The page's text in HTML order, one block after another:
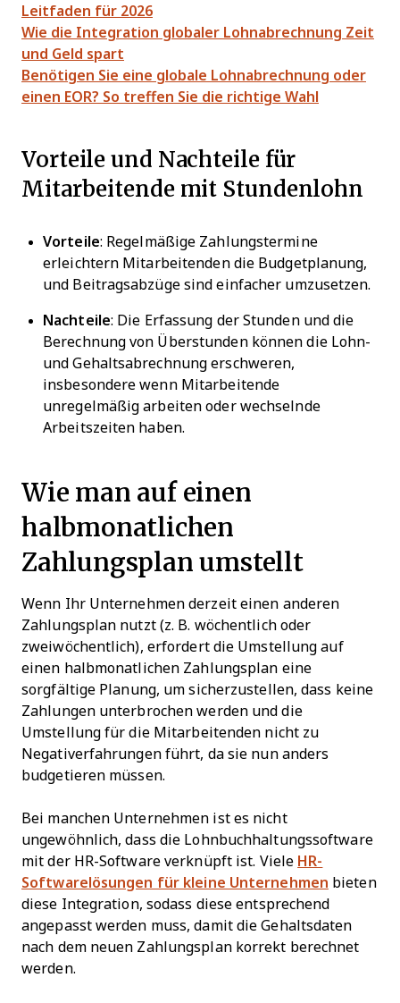
Leitfaden für 2026
Wie die Integration globaler Lohnabrechnung Zeit
und Geld spart
Benötigen Sie eine globale Lohnabrechnung oder
einen EOR? So treffen Sie die richtige Wahl
Vorteile und Nachteile für
Mitarbeitende mit Stundenlohn
Vorteile: Regelmäßige Zahlungstermine
erleichtern Mitarbeitenden die Budgetplanung,
und Beitragsabzüge sind einfacher umzusetzen.
Nachteile: Die Erfassung der Stunden und die
Berechnung von Überstunden können die Lohn-
und Gehaltsabrechnung erschweren,
insbesondere wenn Mitarbeitende
unregelmäßig arbeiten oder wechselnde
Arbeitszeiten haben.
Wie man auf einen
halbmonatlichen
Zahlungsplan umstellt
Wenn Ihr Unternehmen derzeit einen anderen
Zahlungsplan nutzt (z. B. wöchentlich oder
zweiwöchentlich), erfordert die Umstellung auf
einen halbmonatlichen Zahlungsplan eine
sorgfältige Planung, um sicherzustellen, dass keine
Zahlungen unterbrochen werden und die
Umstellung für die Mitarbeitenden nicht zu
Negativerfahrungen führt, da sie nun anders
budgetieren müssen.
Bei manchen Unternehmen ist es nicht
ungewöhnlich, dass die Lohnbuchhaltungssoftware
mit der HR-Software verknüpft ist. Viele HR-
Softwarelösungen für kleine Unternehmen bieten
diese Integration, sodass diese entsprechend
angepasst werden muss, damit die Gehaltsdaten
nach dem neuen Zahlungsplan korrekt berechnet
werden.